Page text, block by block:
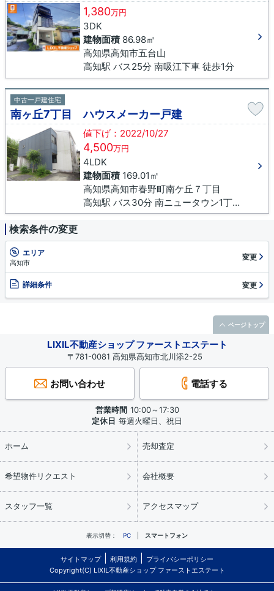
1,380万円
3DK
建物面積86.98㎡
高知県高知市五台山
高知駅 バス25分 南吸江下車 徒歩1分
中古一戸建住宅
南ヶ丘7丁目 ハウスメーカー戸建
値下げ：2022/10/27
4,500万円
4LDK
建物面積169.01㎡
高知県高知市春野町南ケ丘７丁目
高知駅 バス30分 南ニュータウン1丁目下車 徒歩10分
検索条件の変更
エリア
高知市
変更
詳細条件 変更
LIXIL不動産ショップ ファーストエステート
〒781-0081 高知県高知市北川添2-25
お問い合わせ 電話する
営業時間 10:00～17:30
定休日 毎週火曜日、祝日
ホーム 売却査定
希望物件リクエスト 会社概要
スタッフ一覧 アクセスマップ
表示切替： PC スマートフォン
サイトマップ 利用規約
プライバシーポリシー
Copyright(C) LIXIL不動産ショップ ファーストエステート
ページトップ